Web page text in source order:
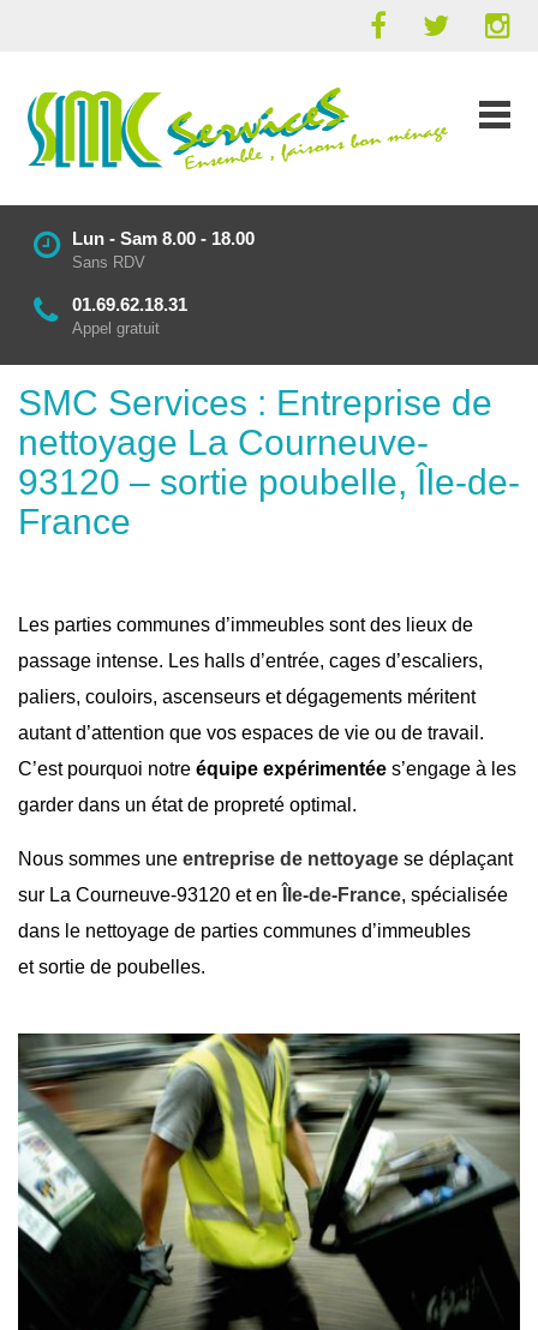
Lun - Sam 8.00 - 18.00
Sans RDV
01.69.62.18.31
Appel gratuit
SMC Services : Entreprise de
nettoyage La Courneuve-
93120 – sortie poubelle, Île-de-
France
Les parties communes d’immeubles sont des lieux de
passage intense. Les halls d’entrée, cages d’escaliers,
paliers, couloirs, ascenseurs et dégagements méritent
autant d’attention que vos espaces de vie ou de travail.
C’est pourquoi notre équipe expérimentée s’engage à les
garder dans un état de propreté optimal.
Nous sommes une entreprise de nettoyage se déplaçant
sur La Courneuve-93120 et en Île-de-France, spécialisée
dans le nettoyage de parties communes d’immeubles
etsortie de poubelles.